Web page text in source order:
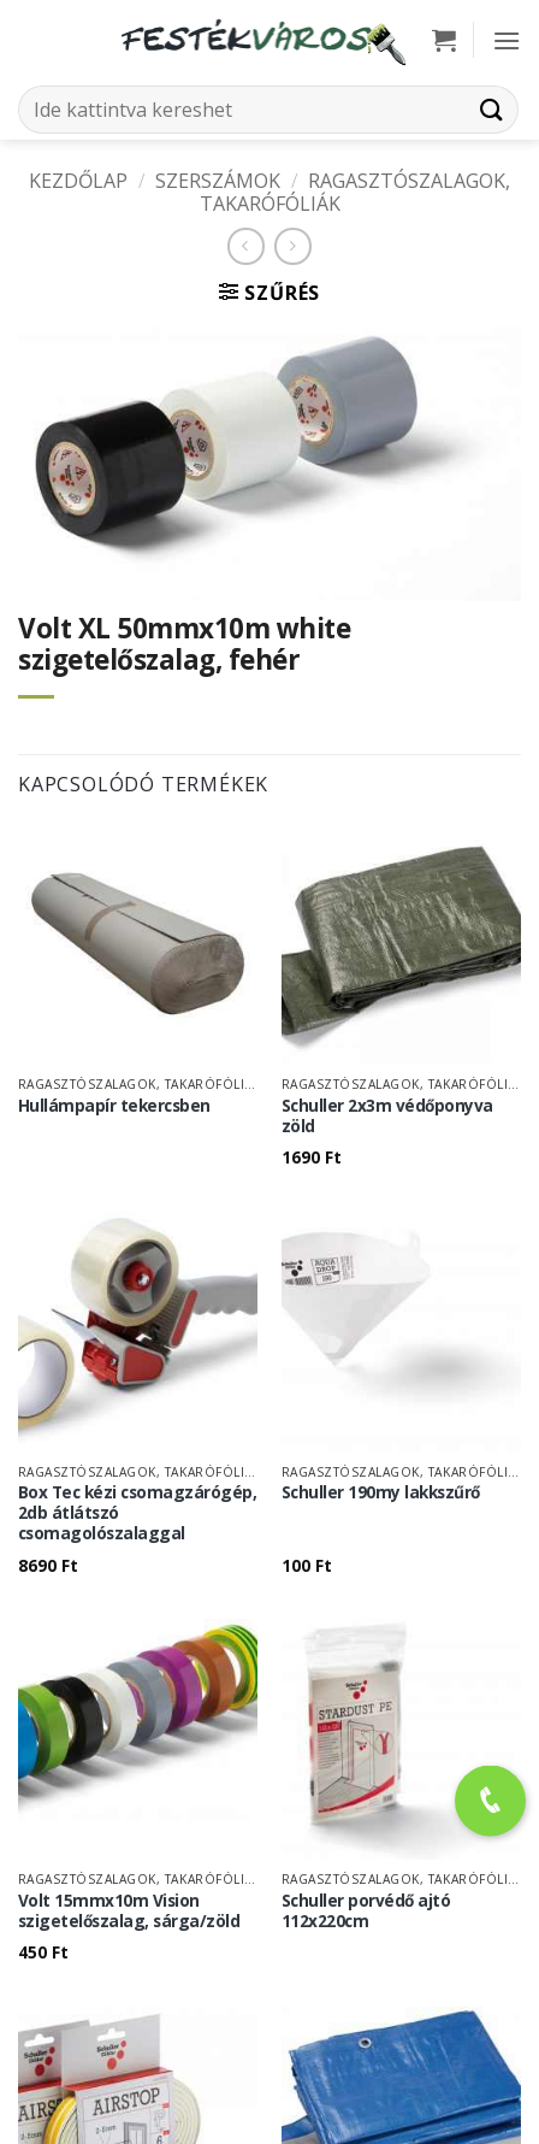
Keresés
a
KEZDŐLAP / SZERSZÁMOK / RAGASZTÓSZALAGOK,
TAKARÓFÓLIÁK
SZŰRÉS
Volt XL 50mmx10m white
szigetelőszalag, fehér
KAPCSOLÓDÓ TERMÉKEK
RAGASZTÓSZALAGOK, TAKARÓFÓLIÁK
Hullámpapír tekercsben
RAGASZTÓSZALAGOK, TAKARÓFÓLIÁK
Schuller 2x3m védőponyva
zöld
1690 Ft
Box Tec kézi csomagzárógép,
2db átlátszó
csomagolószalaggal
8690 Ft
Schuller 190my lakkszűrő
100 Ft
RAGASZTÓSZALAGOK, TAKARÓFÓLIÁK
Volt 15mmx10m Vision
szigetelőszalag, sárga/zöld
450 Ft
RAGASZTÓSZALAGOK, TAKARÓFÓLIÁK
Schuller porvédő ajtó
112x220cm